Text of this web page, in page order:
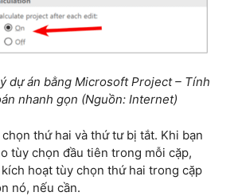
dự án bằng Microsoft Project – Tính
nhanh gọn (Nguồn: Internet)
thứ hai và thứ tư bị tắt. Khi bạn
tùy chọn đầu tiên trong mỗi cặp,
hoạt tùy chọn thứ hai trong cặp
nó, nếu cần.